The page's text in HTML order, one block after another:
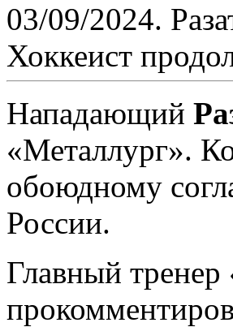
03/09/2024.
Хоккеист
Нападающий
«Металлург».
обоюдному
России.
Главный